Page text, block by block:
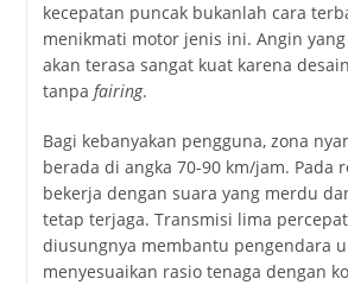
kecepatan puncak bukanlah cara
menikmati motor jenis ini. Angin
akan terasa sangat kuat karena
tanpa fairing.
Bagi kebanyakan pengguna, zona
berada di angka 70-90 km/jam. Pada
bekerja dengan suara yang merdu
tetap terjaga. Transmisi lima
diusungnya membantu pengendara
menyesuaikan rasio tenaga dengan